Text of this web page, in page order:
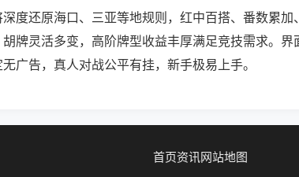
度还原海口、三亚等地规则，红中百搭、番数累
牌灵活多变，高阶牌型收益丰厚满足竞技需求。
广告，真人对战公平有挂，新手极易上手。
首页资讯网站地图